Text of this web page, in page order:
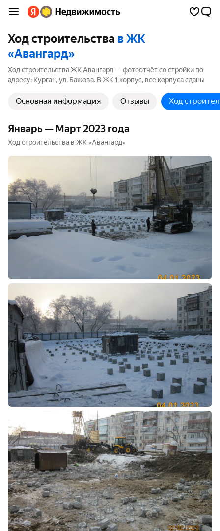
Ход строительства в ЖК
«Авангард»
Ход строительства ЖК Авангард — фотоотчёт со стройки по
адресу: Курган, ул. Бажова. В ЖК 1 корпус, все корпуса сданы
Основная информация Отзывы Ход
Январь — Март 2023 года
Ход строительства в ЖК «Авангард»